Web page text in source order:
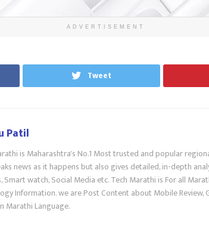
ADVERTISEMENT
Tweet
Patil
is Maharashtra's No.1 Most trusted and popular
news as it happens but also gives detailed, in-depth
Smart watch, Social Media etc. Tech Marathi is For all
Information. we are Post Content about Mobile Review,
Marathi Language.